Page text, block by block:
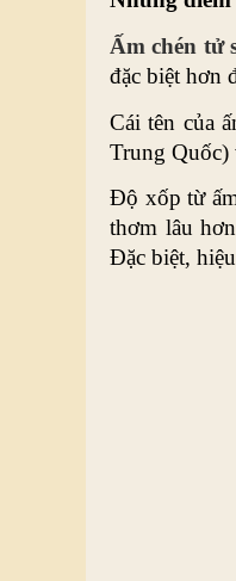
Ấm chén tử
đặc biệt hơn
Cái tên của
Trung Quốc)
Độ xốp từ
thơm lâu
Đặc biệt,